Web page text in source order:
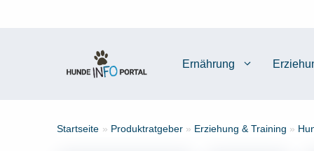
Ernährung
Startseite » Produktratgeber » Erziehung & Training »